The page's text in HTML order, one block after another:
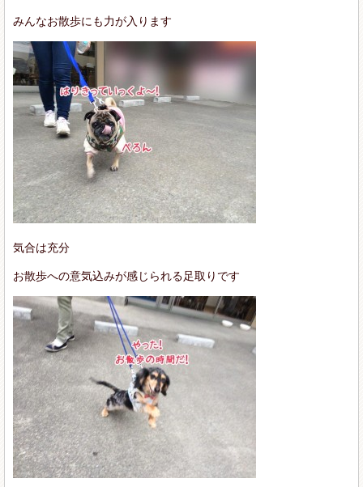
みんなお散歩にも力が入ります
気合は充分
お散歩への意気込みが感じられる足取りです